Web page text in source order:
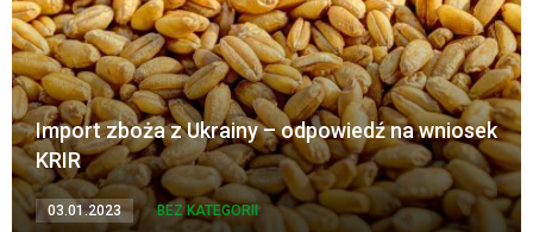
Import zboża z Ukrainy – odpowiedź na wniosek
KRIR
03.01.2023 BEZ KATEGORII